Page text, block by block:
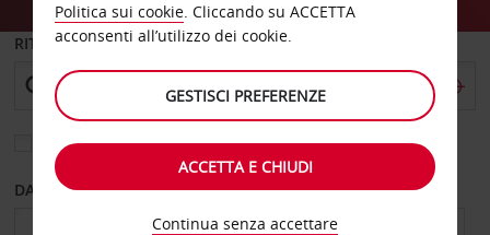
RITIRO DA
Scegli una località di riconsegna diversa
DAL GIORNO AL GIORNO
Politica sui cookie. Cliccando su ACCETTA
acconsenti all’utilizzo dei cookie.
GESTISCI PREFERENZE
ACCETTA E CHIUDI
Continua senza accettare